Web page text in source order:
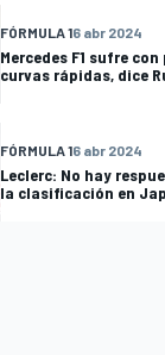
FÓRMULA 16 abr 2024
Mercedes F1 sufre
curvas rápidas, dice
FÓRMULA 16 abr 2024
Leclerc: No hay
la clasificación en